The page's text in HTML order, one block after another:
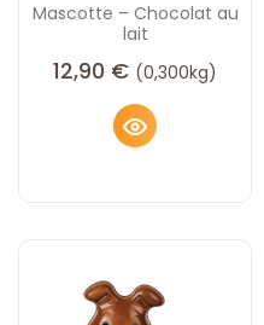
Mascotte – Chocolat au
lait
12,90 € (0,300kg)